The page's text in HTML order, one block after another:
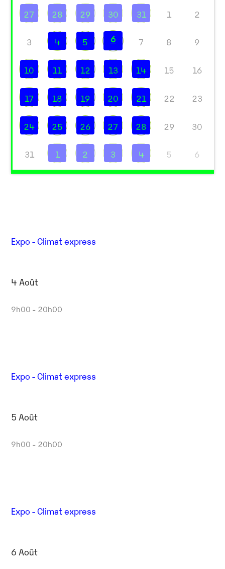
27 28 29 30 31 1 2
3 4 5 6 7 8 9
10 11 12 13 14 15 16
17 18 19 20 21 22 23
24 25 26 27 28 29 30
31 1 2 3 4 5 6
Expo - Climat express
4 Août
9h00 - 20h00
Expo - Climat express
5 Août
9h00 - 20h00
Expo - Climat express
6 Août